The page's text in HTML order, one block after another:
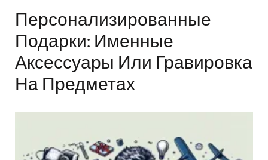
Персонализированные
Подарки: Именные
Аксессуары Или Гравировка
На Предметах